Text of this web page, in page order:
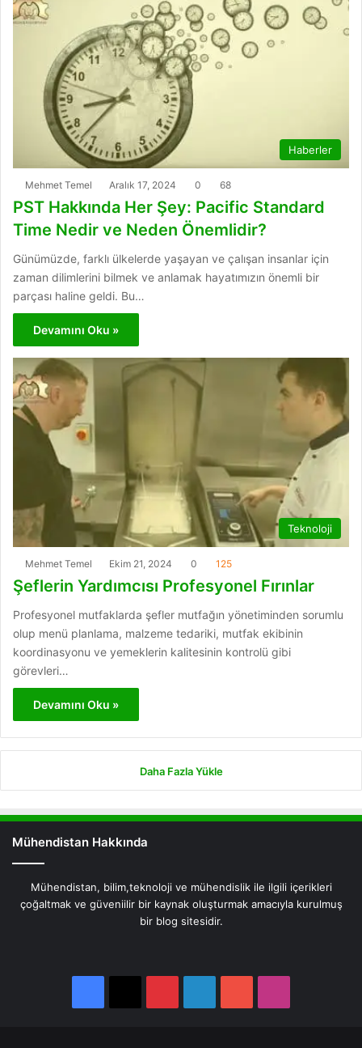
Haberler
Mehmet Temel Aralık 17, 2024 0 68
PST Hakkında Her Şey: Pacific Standard
Time Nedir ve Neden Önemlidir?
Günümüzde, farklı ülkelerde yaşayan ve çalışan insanlar için
zaman dilimlerini bilmek ve anlamak hayatımızın önemli bir
parçası haline geldi. Bu…
Devamını Oku »
Teknoloji
Mehmet Temel Ekim 21, 2024 0 125
Şeflerin Yardımcısı Profesyonel Fırınlar
Profesyonel mutfaklarda şefler mutfağın yönetiminden sorumlu
olup menü planlama, malzeme tedariki, mutfak ekibinin
koordinasyonu ve yemeklerin kalitesinin kontrolü gibi
görevleri…
Devamını Oku »
Daha Fazla Yükle
Mühendistan Hakkında
Mühendistan, bilim,teknoloji ve mühendislik ile ilgili içerikleri
çoğaltmak ve güveniilir bir kaynak oluşturmak amacıyla kurulmuş
bir blog sitesidir.